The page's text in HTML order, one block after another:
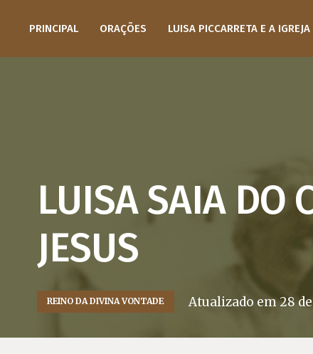
PRINCIPAL ORAÇÕES LUISA PICCARRETA E A IGREJA
LUISA SAIA DO
JESUS
REINO DA DIVINA VONTADE Atualizado em28